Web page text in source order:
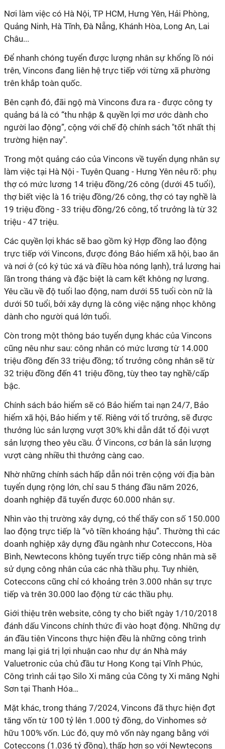
Nơi làm việc có Hà Nội, TP HCM, Hưng Yên, Hải Phòng,
Quảng Ninh, Hà Tĩnh, Đà Nẵng, Khánh Hòa, Long An, Lai
Châu...
Để nhanh chóng tuyển được lượng nhân sự khổng lồ nói
trên, Vincons đang liên hệ trực tiếp với từng xã phường
trên khắp toàn quốc.
Bên cạnh đó, đãi ngộ mà Vincons đưa ra - được công ty
quảng bá là có “thu nhập & quyền lợi mơ ước dành cho
người lao động”, cộng với chế độ chính sách "tốt nhất thị
trường hiện nay".
Trong một quảng cáo của Vincons về tuyển dụng nhân sự
làm việc tại Hà Nội - Tuyên Quang - Hưng Yên nêu rõ: phụ
thợ có mức lương 14 triệu đồng/26 công (dưới 45 tuổi),
thợ biết việc là 16 triệu đồng/26 công, thợ có tay nghề là
19 triệu đồng - 33 triệu đồng/26 công, tổ trưởng là từ 32
triệu - 47 triệu.
Các quyền lợi khác sẽ bao gồm ký Hợp đồng lao động
trực tiếp với Vincons, được đóng Bảo hiểm xã hội, bao ăn
và nơi ở (có ký túc xá và điều hòa nóng lạnh), trả lương hai
lần trong tháng và đặc biệt là cam kết không nợ lương.
Yêu cầu về độ tuổi lao động, nam dưới 55 tuổi còn nữ là
dưới 50 tuổi, bởi xây dựng là công việc nặng nhọc không
dành cho người quá lớn tuổi.
Còn trong một thông báo tuyển dụng khác của Vincons
cũng nêu như sau: công nhân có mức lương từ 14.000
triệu đồng đến 33 triệu đồng; tổ trưởng công nhân sẽ từ
32 triệu đồng đến 41 triệu đồng, tùy theo tay nghề/cấp
bậc.
Chính sách bảo hiểm sẽ có Bảo hiểm tai nạn 24/7, Bảo
hiểm xã hội, Bảo hiểm y tế. Riêng với tổ trưởng, sẽ được
thưởng lúc sản lượng vượt 30% khi dẫn dắt tổ đội vượt
sản lượng theo yêu cầu. Ở Vincons, cơ bản là sản lượng
vượt càng nhiều thì thưởng càng cao.
Nhờ những chính sách hấp dẫn nói trên cộng với địa bàn
tuyển dụng rộng lớn, chỉ sau 5 tháng đầu năm 2026,
doanh nghiệp đã tuyển được 60.000 nhân sự.
Nhìn vào thị trường xây dựng, có thể thấy con số 150.000
lao động trực tiếp là “vô tiền khoáng hậu”. Thường thì các
doanh nghiệp xây dựng đầu ngành như Coteccons, Hòa
Bình, Newtecons không tuyển trực tiếp công nhân mà sẽ
sử dụng công nhân của các nhà thầu phụ. Tuy nhiên,
Coteccons cũng chỉ có khoảng trên 3.000 nhân sự trực
tiếp và trên 30.000 lao động từ các thầu phụ.
Giới thiệu trên website, công ty cho biết ngày 1/10/2018
đánh dấu Vincons chính thức đi vào hoạt động. Những dự
án đầu tiên Vincons thực hiện đều là những công trình
mang lại giá trị lợi nhuận cao như dự án Nhà máy
Valuetronic của chủ đầu tư Hong Kong tại Vĩnh Phúc,
Công trình cải tạo Silo Xi măng của Công ty Xi măng Nghi
Sơn tại Thanh Hóa…
Mặt khác, trong tháng 7/2024, Vincons đã thực hiện đợt
tăng vốn từ 100 tỷ lên 1.000 tỷ đồng, do Vinhomes sở
hữu 100% vốn. Lúc đó, quy mô vốn này ngang bằng với
Coteccons (1.036 tỷ đồng), thấp hơn so với Newtecons